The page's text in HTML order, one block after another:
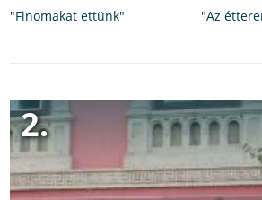
"Finomakat ettünk"
"Az
2.